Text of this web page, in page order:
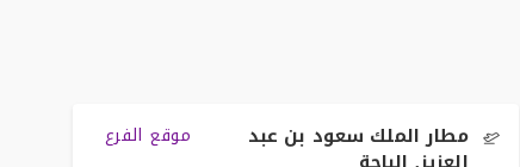
مطار الملك سعود بن عبد موقع الفرع